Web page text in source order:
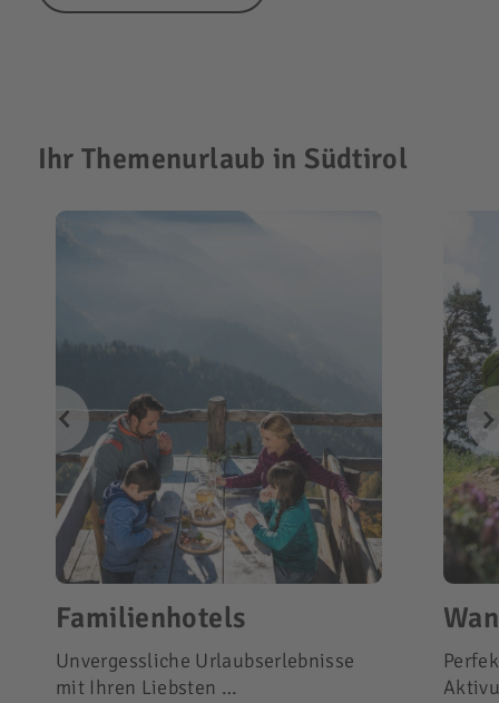
Ihr Themenurlaub in Südtirol
Familienhotels
Unvergessliche Urlaubserlebnisse
mit Ihren Liebsten …